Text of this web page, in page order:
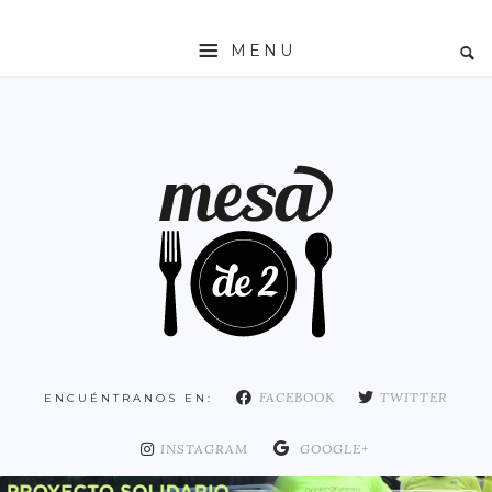
MENU
COMUNIDAD DE MADRID
DISTRITO ARGANZUELA
DISTRITO CHAMARTÍN
ENCUÉNTRANOS EN: FACEBOOK TWITTER
INSTAGRAM GOOGLE+